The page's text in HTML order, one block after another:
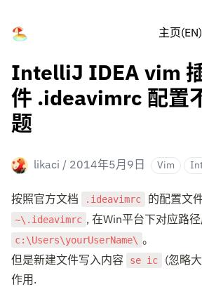
主页(EN)
IntelliJ IDEA vim
件 .ideavimrc 配置
题
likaci / 2014年5月9日 Vim
按照官方文档 .ideavimrc
~\.ideavimrc
c:\Users\yourUserName\ 。
但是新建文件写入内容
se ic
(忽略
作用.